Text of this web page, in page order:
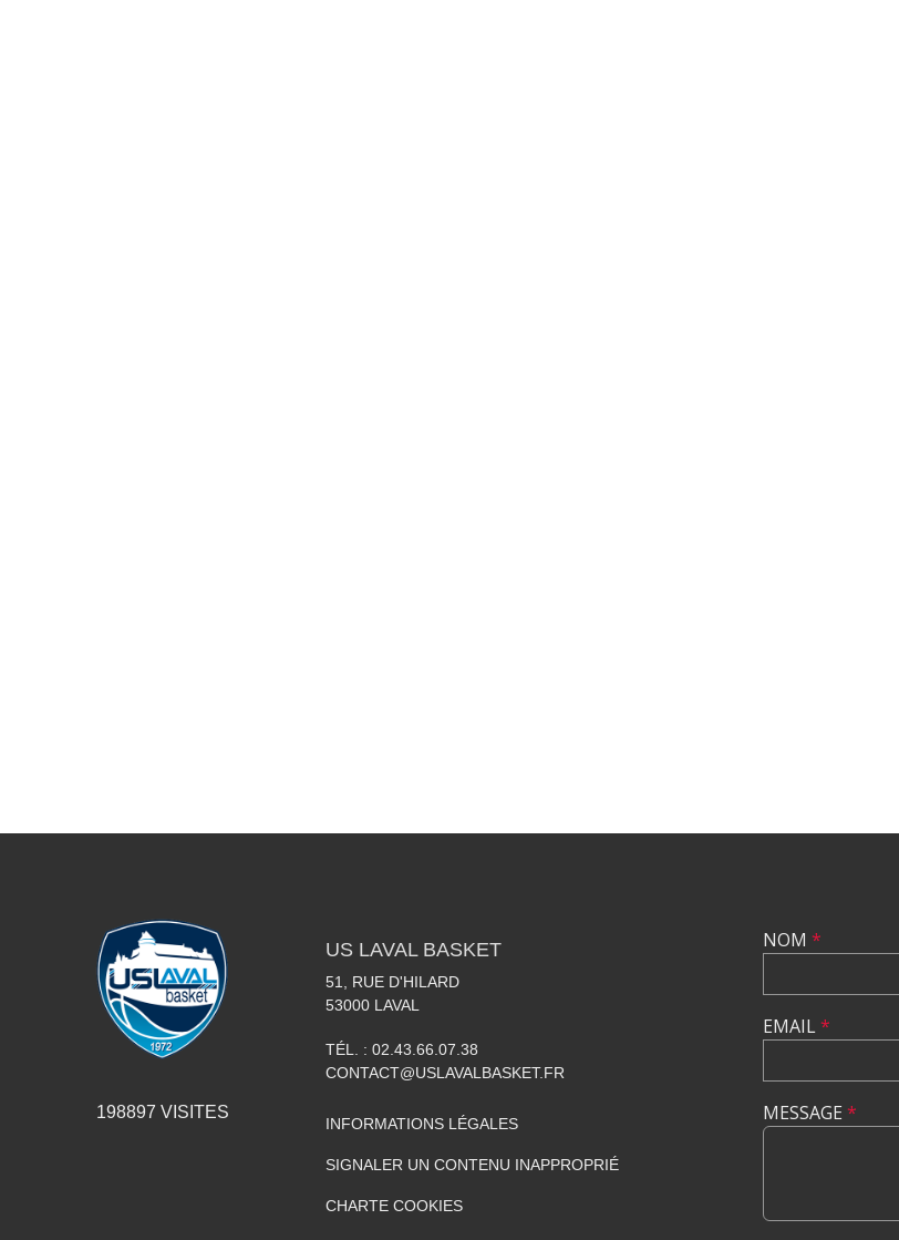
198897 VISITES
US LAVAL BASKET
51, RUE D'HILARD
53000 LAVAL
TÉL. : 02.43.66.07.38
CONTACT@USLAVALBASKET.FR
INFORMATIONS LÉGALES
SIGNALER UN CONTENU INAPPROPRIÉ
CHARTE COOKIES
NOM *
EMAIL*
MESSAGE *